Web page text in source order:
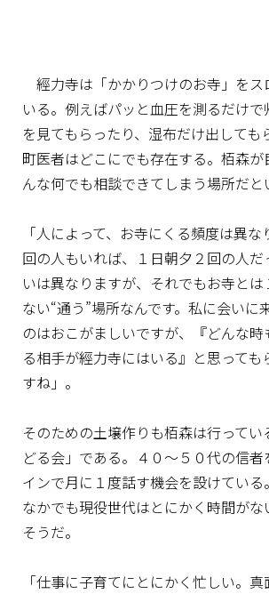
經力寺は「かかりつけのお寺」をス
いる。例えばパッと血圧を測るだけ
を見てもらったり、湿布だけ出して
町医者はどこにでも存在する。栢森
んな何でも相談できてしまう場所だと
「人によって、お寺にくる頻度は異な
回の人もいれば、１日朝夕２回の人
いは異なりますが、それでもお寺とは
ない“通う”場所なんです。私に会いに
のはおこがましいですが、『どんな
る相手が經力寺にはいる』と思っても
すね」。
そのための土壌作りも栢森は行ってい
どる会」である。４０〜５０代の信
インで月に１度話す機会を設けてい
なかでも現役世代はとにかく時間が
そうだ。
「仕事に子育てにとにかく忙しい。真